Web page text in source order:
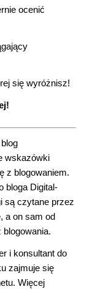
ocenić
się wyróżnisz!
wskazówki
z blogowaniem.
bloga Digital-
są czytane przez
a on sam od
blogowania.
i konsultant do
zajmuje się
Więcej